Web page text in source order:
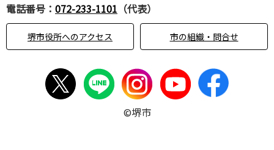
電話番号： 072-233-1101 （代表）
堺市役所へのアクセス 市の組織・問合せ
©堺市